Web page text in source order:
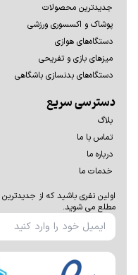
جدیدترین محصولات
پوشاک و اکسسوری ورزشی
دستگاه‌های هوازی
میزهای بازی و تفریحی
دستگاه‌های بدنسازی باشگاهی
دسترسی سریع
بلاگ
تماس با ما
درباره ما
خدمات ما
اولين نفری باشيد كه از
مطلع می شوید.